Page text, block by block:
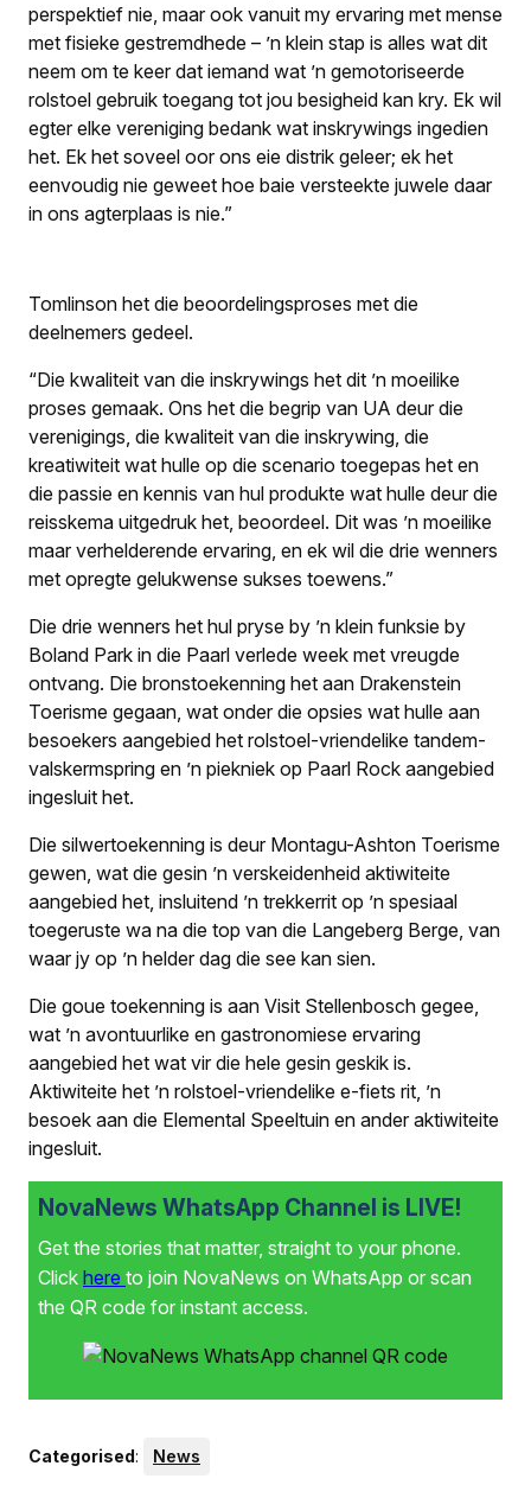
perspektief nie, maar ook vanuit my ervaring met mense
met fisieke gestremdhede – ’n klein stap is alles wat dit
neem om te keer dat iemand wat ’n gemotoriseerde
rolstoel gebruik toegang tot jou besigheid kan kry. Ek wil
egter elke vereniging bedank wat inskrywings ingedien
het. Ek het soveel oor ons eie distrik geleer; ek het
eenvoudig nie geweet hoe baie versteekte juwele daar
in ons agterplaas is nie.”
Tomlinson het die beoordelingsproses met die
deelnemers gedeel.
“Die kwaliteit van die inskrywings het dit ’n moeilike
proses gemaak. Ons het die begrip van UA deur die
verenigings, die kwaliteit van die inskrywing, die
kreatiwiteit wat hulle op die scenario toegepas het en
die passie en kennis van hul produkte wat hulle deur die
reisskema uitgedruk het, beoordeel. Dit was ’n moeilike
maar verhelderende ervaring, en ek wil die drie wenners
met opregte gelukwense sukses toewens.”
Die drie wenners het hul pryse by ’n klein funksie by
Boland Park in die Paarl verlede week met vreugde
ontvang. Die bronstoekenning het aan Drakenstein
Toerisme gegaan, wat onder die opsies wat hulle aan
besoekers aangebied het rolstoel-vriendelike tandem-
valskermspring en ’n piekniek op Paarl Rock aangebied
ingesluit het.
Die silwertoekenning is deur Montagu-Ashton Toerisme
gewen, wat die gesin ’n verskeidenheid aktiwiteite
aangebied het, insluitend ’n trekkerrit op ’n spesiaal
toegeruste wa na die top van die Langeberg Berge, van
waar jy op ’n helder dag die see kan sien.
Die goue toekenning is aan Visit Stellenbosch gegee,
wat ’n avontuurlike en gastronomiese ervaring
aangebied het wat vir die hele gesin geskik is.
Aktiwiteite het ’n rolstoel-vriendelike e-fiets rit, ’n
besoek aan die Elemental Speeltuin en ander aktiwiteite
ingesluit.
NovaNews WhatsApp Channel is LIVE!
Get the stories that matter, straight to your phone.
Click here to join NovaNews on WhatsApp or scan
the QR code for instant access.
Categorised: News